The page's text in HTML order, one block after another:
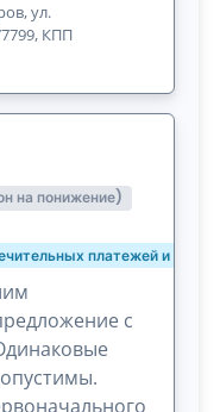
ул.
КПП
на понижение)
платежей и
с